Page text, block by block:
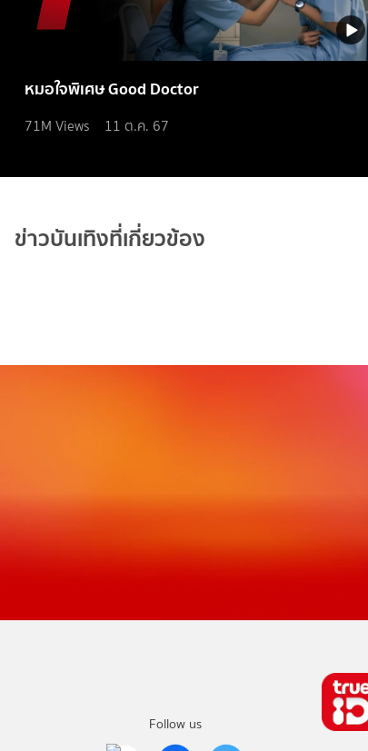
หมอใจพิเศษ Good Doctor
71M Views 11 ต.ค. 67
ข่าวบันเทิงที่เกี่ยวข้อง
Follow us